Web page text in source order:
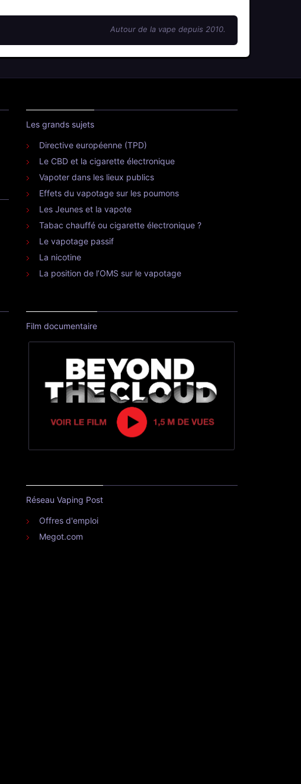
Autour de la vape depuis 2010.
Les grands sujets
Directive européenne (TPD)
Le CBD et la cigarette électronique
Vapoter dans les lieux publics
Effets du vapotage sur les poumons
Les Jeunes et la vapote
Tabac chauffé ou cigarette électronique ?
Le vapotage passif
La nicotine
La position de l’OMS sur le vapotage
Film documentaire
Réseau Vaping Post
Offres d'emploi
Megot.com